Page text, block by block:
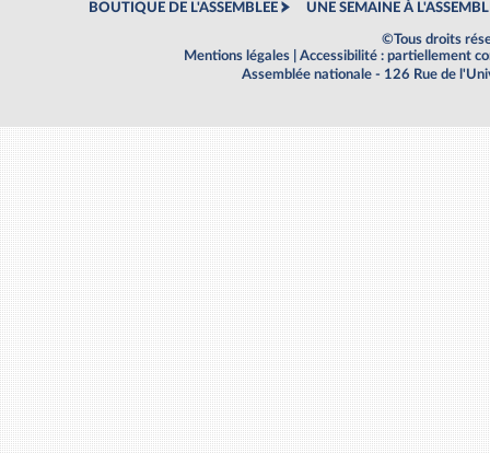
BOUTIQUE DE L'ASSEMBLEE UNE SEMAINE À
©Tous droits
Mentions légales
Accessibilité : partiellement
Assemblée nationale - 126 Rue de